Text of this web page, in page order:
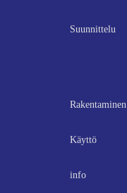
Suunnittelu
Rakentaminen
Käyttö
info